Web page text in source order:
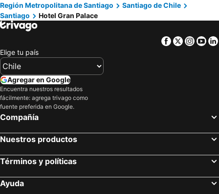
Región Metropolitana de Santiago
Santiago de Chile
Santiago
Hotel Gran Palace
Facebook
Twitter
Elige tu país
Agregar en Google
Encuentra nuestros resultados
fácilmente: agrega trivago como
fuente preferida en Google.
Compañía
Nuestros productos
Términos y políticas
Ayuda